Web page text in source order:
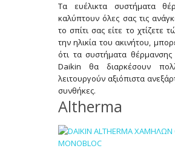
Τα ευέλικτα συστήματα
καλύπτουν όλες σας τις
το σπίτι σας είτε το χτίζετε
την ηλικία του ακινήτου,
ότι τα συστήματα θέρμανσης
Daikin θα διαρκέσουν
λειτουργούν αξιόπιστα
συνθήκες.
Altherma